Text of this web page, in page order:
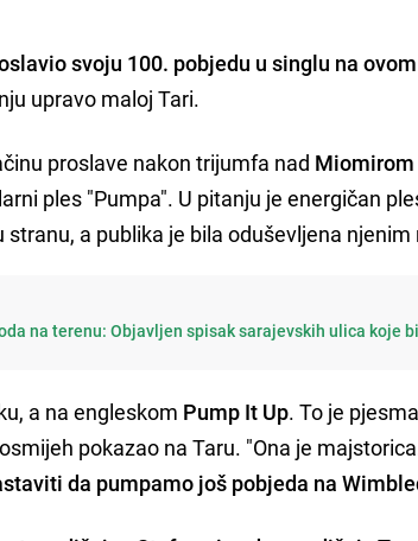
svoju 100. pobjedu u singlu na
upravo maloj Tari.
proslave nakon trijumfa nad
ples "Pumpa". U pitanju je energičan
stranu, a publika je bila oduševljena
na terenu: Objavljen spisak sarajevskih ulica koje
a na engleskom Pump It Up. To je
pokazao na Taru. "Ona je
da pumpamo još pobjeda na